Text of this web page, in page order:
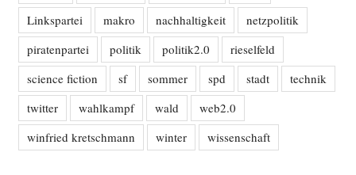
Linkspartei
makro nachhaltigkeit
netzpolitik
piratenpartei
politik politik2.0
rieselfeld
science fiction
sf sommer spd stadt
technik
twitter
wahlkampf wald
web2.0
winfried kretschmann
winter wissenschaft